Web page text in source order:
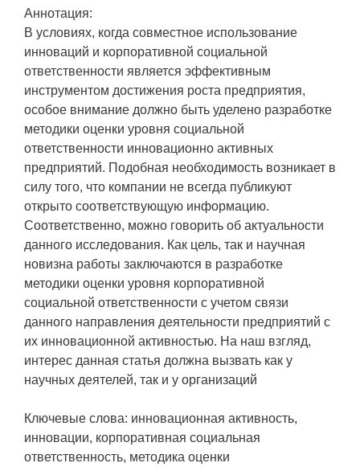
Аннотация:
В условиях, когда совместное использование
инноваций и корпоративной социальной
ответственности является эффективным
инструментом достижения роста предприятия,
особое внимание должно быть уделено разработке
методики оценки уровня социальной
ответственности инновационно активных
предприятий. Подобная необходимость возникает в
силу того, что компании не всегда публикуют
открыто соответствующую информацию.
Соответственно, можно говорить об актуальности
данного исследования. Как цель, так и научная
новизна работы заключаются в разработке
методики оценки уровня корпоративной
социальной ответственности с учетом связи
данного направления деятельности предприятий с
их инновационной активностью. На наш взгляд,
интерес данная статья должна вызвать как у
научных деятелей, так и у организаций
Ключевые слова: инновационная активность,
инновации, корпоративная социальная
ответственность, методика оценки